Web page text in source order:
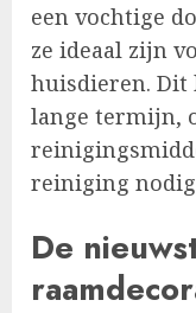
een vochtige
ze ideaal zijn
huisdieren. Dit
lange termijn,
reiniging
De